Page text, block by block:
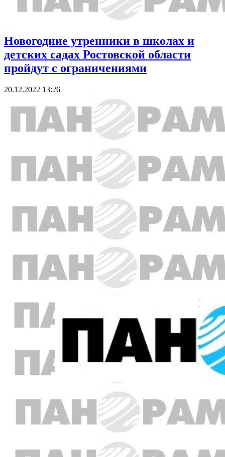
Новогодние утренники в школах и
детских садах Ростовской области
пройдут с ограничениями
20.12.2022 13:26